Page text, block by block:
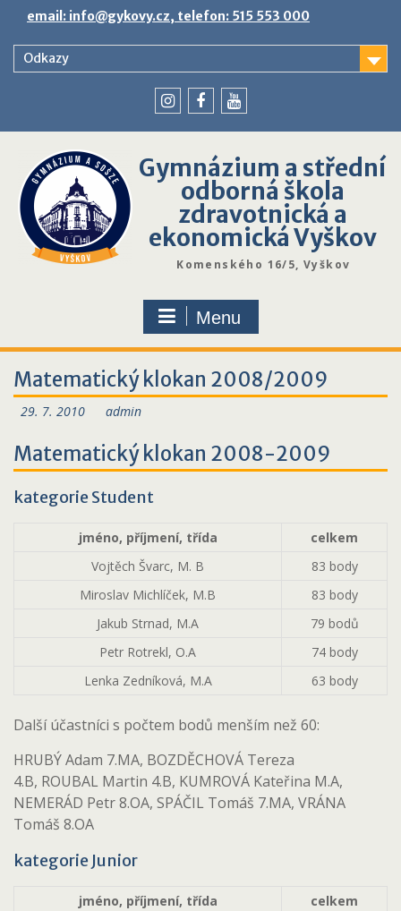
content
email: info@gykovy.cz, telefon: 515 553 000
Odkazy
Gymnázium a střední
odborná škola
zdravotnická a
ekonomická Vyškov
Komenského 16/5, Vyškov
Menu
Matematický klokan 2008/2009
29. 7. 2010 admin
Matematický klokan 2008-2009
kategorie Student
jméno, příjmení, třída
celkem
Vojtěch Švarc, M. B
83 body
Miroslav Michlíček, M.B
83 body
Jakub Strnad, M.A
79 bodů
Petr Rotrekl, O.A
74 body
Lenka Zedníková, M.A
63 body
Další účastníci s počtem bodů menším než 60:
HRUBÝ Adam 7.MA, BOZDĚCHOVÁ Tereza
4.B, ROUBAL Martin 4.B, KUMROVÁ Kateřina M.A,
NEMERÁD Petr 8.OA, SPÁČIL Tomáš 7.MA, VRÁNA
Tomáš 8.OA
kategorie Junior
jméno, příjmení, třída
celkem